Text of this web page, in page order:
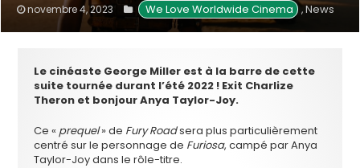
novembre 4, 2023 We Love Worldwide Cinema ,News
Le cinéaste George Miller est à la barre de cette
suite tournée durant l’été 2022 ! Exit Charlize
Theron et bonjour Anya Taylor-Joy.
Ce « prequel» de Fury Roadsera plus particulièrement
centré sur le personnage de Furiosa, campé par Anya
Taylor-Joy dans le rôle-titre.